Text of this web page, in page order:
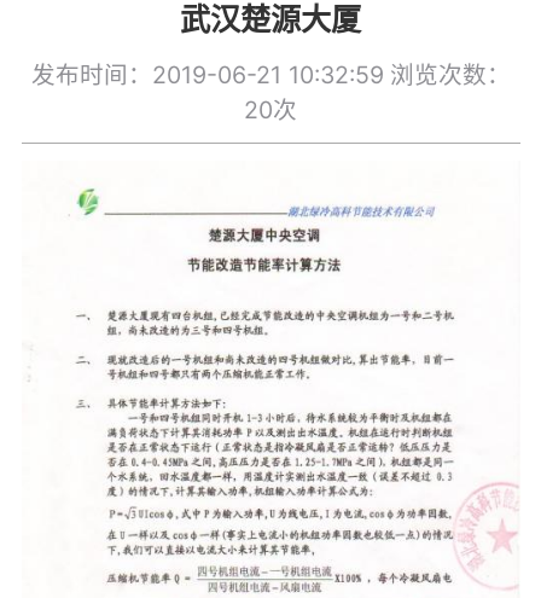
武汉楚源大厦
发布时间：2019-06-21 10:32:59 浏览次数：
20次